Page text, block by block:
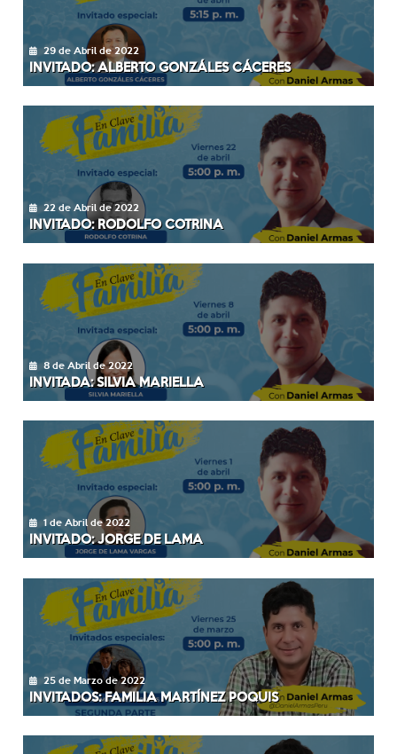
29 de Abril de 2022
INVITADO: ALBERTO GONZÁLES CÁCERES
22 de Abril de 2022
INVITADO: RODOLFO COTRINA
8 de Abril de 2022
INVITADA: SILVIA MARIELLA
1 de Abril de 2022
INVITADO: JORGE DE LAMA
25 de Marzo de 2022
INVITADOS: FAMILIA MARTÍNEZ POQUIS